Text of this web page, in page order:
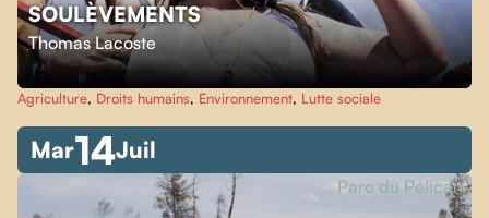
SOULÈVEMENTS
Thomas Lacoste
Agriculture, Droits humains, Environnement, Lutte sociale
Mar14Juil
Parc du Pélican